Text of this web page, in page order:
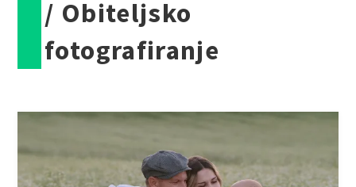
/ Obiteljsko
fotografiranje